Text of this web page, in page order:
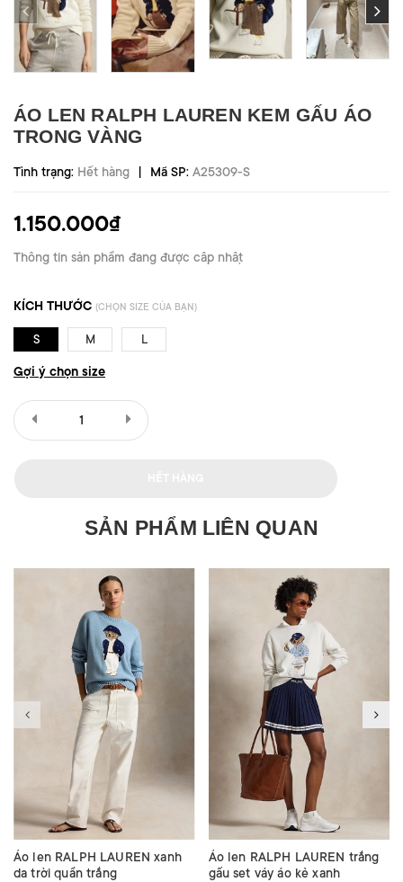
ÁO LEN RALPH LAUREN KEM GẤU ÁO
TRONG VÀNG
Tình trạng: Hết hàng | Mã SP: A25309-S
1.150.000₫
Thông tin sản phẩm đang được cập nhật
KÍCH THƯỚC (CHỌN SIZE CỦA BẠN)
S M L
Gợi ý chọn size
SẢN PHẨM LIÊN QUAN
Áo len RALPH LAUREN xanh
da trời quần trắng
Áo len RALPH LAUREN trắng
gấu set váy áo kẻ xanh